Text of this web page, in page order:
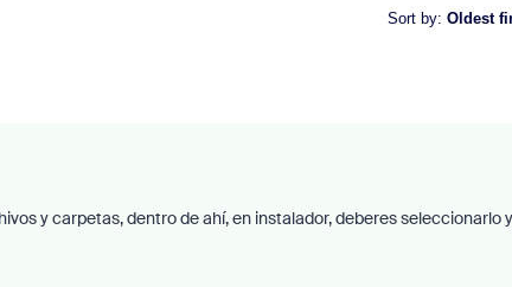
Sort by: Oldest
y carpetas, dentro de ahí, en instalador, deberes seleccionarlo y